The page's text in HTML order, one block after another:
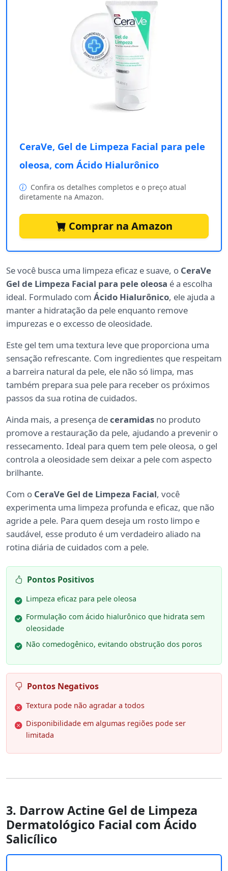
CeraVe, Gel de Limpeza Facial para pele
oleosa, com Ácido Hialurônico
Confira os detalhes completos e o preço atual
diretamente na Amazon.
Comprar na Amazon
Se você busca uma limpeza eficaz e suave, o CeraVe
Gel de Limpeza Facial para pele oleosa é a escolha
ideal. Formulado com Ácido Hialurônico, ele ajuda a
manter a hidratação da pele enquanto remove
impurezas e o excesso de oleosidade.
Este gel tem uma textura leve que proporciona uma
sensação refrescante. Com ingredientes que respeitam
a barreira natural da pele, ele não só limpa, mas
também prepara sua pele para receber os próximos
passos da sua rotina de cuidados.
Ainda mais, a presença deceramidas no produto
promove a restauração da pele, ajudando a prevenir o
ressecamento. Ideal para quem tem pele oleosa, o gel
controla a oleosidade sem deixar a pele com aspecto
brilhante.
Com o CeraVe Gel de Limpeza Facial, você
experimenta uma limpeza profunda e eficaz, que não
agride a pele. Para quem deseja um rosto limpo e
saudável, esse produto é um verdadeiro aliado na
rotina diária de cuidados com a pele.
Pontos Positivos
Limpeza eficaz para pele oleosa
Formulação com ácido hialurônico que hidrata sem
oleosidade
Não comedogênico, evitando obstrução dos poros
Pontos Negativos
Textura pode não agradar a todos
Disponibilidade em algumas regiões pode ser
limitada
3. Darrow Actine Gel de Limpeza
Dermatológico Facial com Ácido
Salicílico